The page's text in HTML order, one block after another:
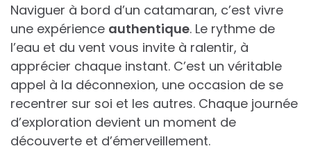
Naviguer à bord d’un catamaran, c’est vivre
une expérience authentique. Le rythme de
l’eau et du vent vous invite à ralentir, à
apprécier chaque instant. C’est un véritable
appel à la déconnexion, une occasion de se
recentrer sur soi et les autres. Chaque journée
d’exploration devient un moment de
découverte et d’émerveillement.